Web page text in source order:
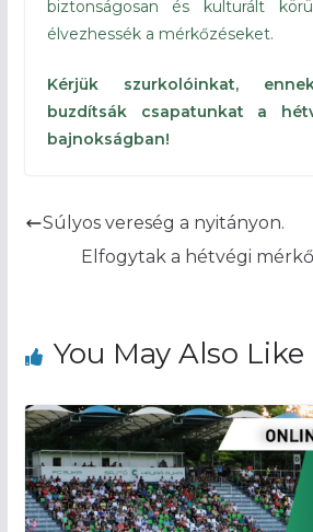
biztonságosan és kulturált
élvezhessék a mérkőzéseket.
Kérjük szurkolóinkat,
buzdítsák csapatunkat a
bajnokságban!
Súlyos vereség a nyitányon.
Elfogytak a hétvégi
You May Also Like